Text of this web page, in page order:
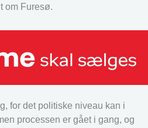
om Furesø.
for det politiske niveau kan i
processen er gået i gang, og